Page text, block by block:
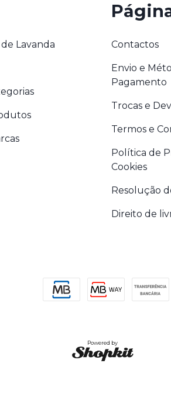
Lavanda Contactos
Envio e
Pagamento
Trocas e
Termos e
Política de
Cookies
Resolução
Direito de
Powered by